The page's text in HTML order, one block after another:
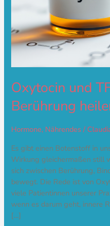
Oxytocin und
Berührung
Hormone, Nährendes/
Es gibt einen Botenstoff in
Wirkung gleichermaßen still
sich zwischen Berührung,
bewegt. Die Rede ist von
viele Patientinnen unserer
wenn es darum geht, innere
[…]